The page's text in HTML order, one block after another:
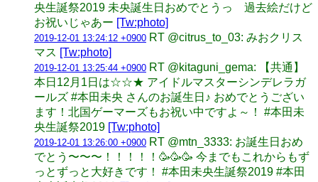
央生誕祭2019 未央誕生日おめでとうっ 過去絵だけど
お祝いじゃあー [Tw:photo]
2019-12-01 13:24:12 +0900 RT @citrus_to_03: みおクリス
マス [Tw:photo]
2019-12-01 13:25:44 +0900 RT @kitaguni_gema: 【共通】
本日12月1日は☆☆★ アイドルマスターシンデレラガ
ールズ #本田未央 さんのお誕生日♪ おめでとうござい
ます！北国ゲーマーズもお祝い中ですよ～！ #本田未
央生誕祭2019 [Tw:photo]
2019-12-01 13:26:00 +0900 RT @mtn_3333: お誕生日おめ
でとう〜〜〜！！！！！🥳🥳🥳 今までもこれからもず
っとずっと大好きです！ #本田未央生誕祭2019 #本田